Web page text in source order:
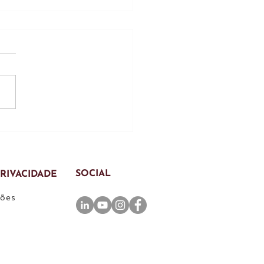
trabalhistasSOCIAL